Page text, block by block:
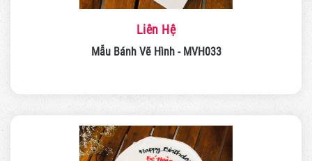
Liên Hệ
Mẫu Bánh Vẽ Hình - MVH033